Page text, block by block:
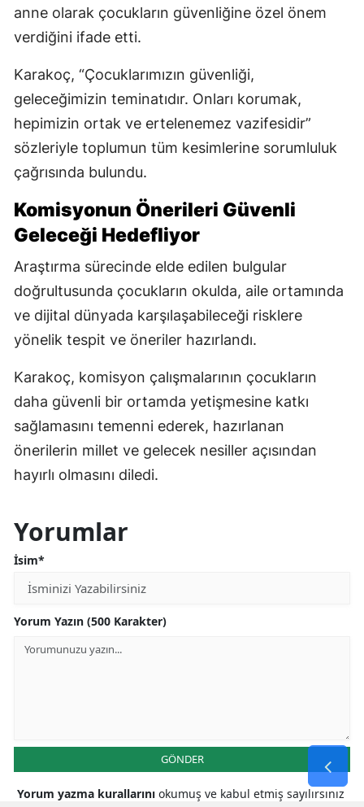
anne olarak çocukların güvenliğine özel önem
verdiğini ifade etti.
Karakoç, “Çocuklarımızın güvenliği,
geleceğimizin teminatıdır. Onları korumak,
hepimizin ortak ve ertelenemez vazifesidir”
sözleriyle toplumun tüm kesimlerine sorumluluk
çağrısında bulundu.
Komisyonun Önerileri Güvenli
Geleceği Hedefliyor
Araştırma sürecinde elde edilen bulgular
doğrultusunda çocukların okulda, aile ortamında
ve dijital dünyada karşılaşabileceği risklere
yönelik tespit ve öneriler hazırlandı.
Karakoç, komisyon çalışmalarının çocukların
daha güvenli bir ortamda yetişmesine katkı
sağlamasını temenni ederek, hazırlanan
önerilerin millet ve gelecek nesiller açısından
hayırlı olmasını diledi.
Yorumlar
İsim*
Yorum Yazın (500 Karakter)
GÖNDER
Yorum yazma kurallarını okumuş ve kabul etmiş sayılırsınız